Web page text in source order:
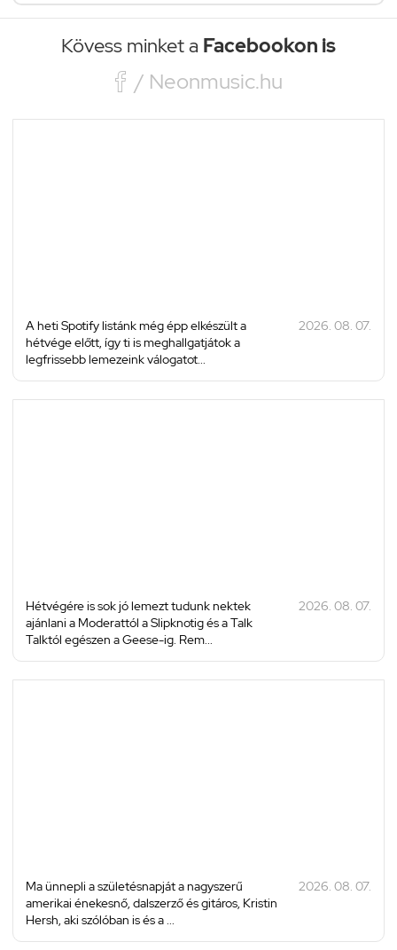
Kövess minket a Facebookon is
 / Neonmusic.hu
A heti Spotify listánk még épp elkészült a
hétvége előtt, így ti is meghallgatjátok a
legfrissebb lemezeink válogatot...
2026. 08. 07.
Hétvégére is sok jó lemezt tudunk nektek
ajánlani a Moderattól a Slipknotig és a Talk
Talktól egészen a Geese-ig. Rem...
2026. 08. 07.
Ma ünnepli a születésnapját a nagyszerű
amerikai énekesnő, dalszerző és gitáros, Kristin
Hersh, aki szólóban is és a ...
2026. 08. 07.